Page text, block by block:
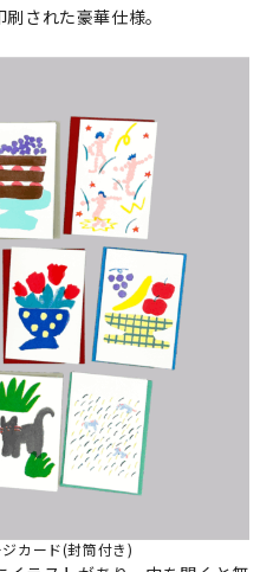
された豪華仕様。
カード(封筒付き)